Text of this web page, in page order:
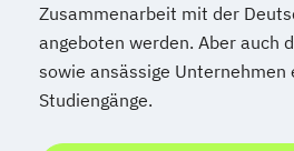
Zusammenarbeit mit der
angeboten werden. Aber auch
sowie ansässige Unternehmen
Studiengänge.